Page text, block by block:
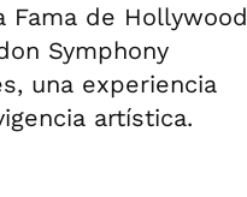
de Hollywood
Symphony
una experiencia
artística.